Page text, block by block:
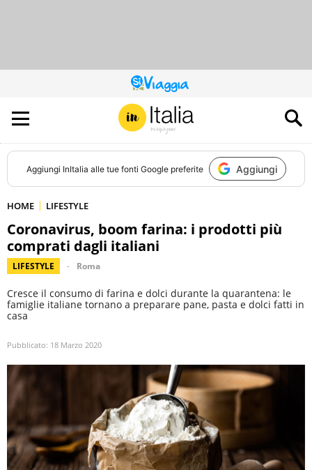
QUESTO
SITO
CONTRIBUISCE
ALL’AUDIENCE
DI
Aggiungi InItalia alle tue fonti Google preferite Aggiungi
HOME LIFESTYLE
Coronavirus, boom farina: i prodotti più
comprati dagli italiani
LIFESTYLE Roma
Cresce il consumo di farina e dolci durante la quarantena: le
famiglie italiane tornano a preparare pane, pasta e dolci fatti in
casa
Pubblicato: 18 Marzo 2020